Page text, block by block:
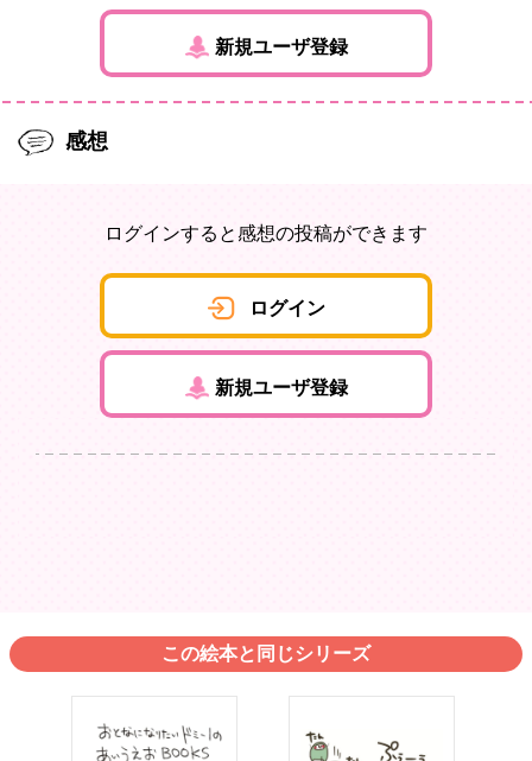
新規ユーザ登録
感想
ログインすると感想の投稿ができます
ログイン
新規ユーザ登録
この絵本と同じシリーズ